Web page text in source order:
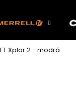
Xplor 2 - modrá
Co